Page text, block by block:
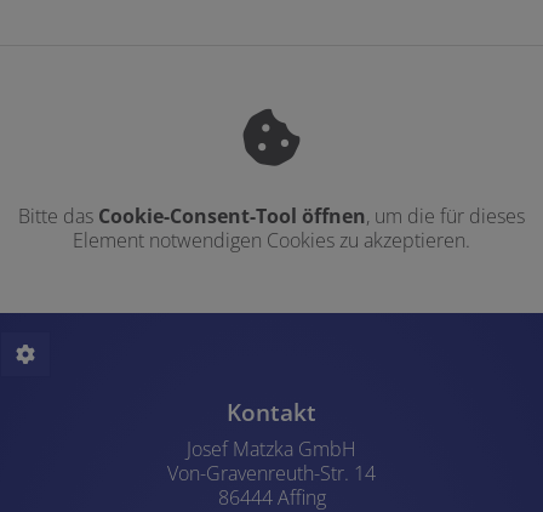
Bitte das Cookie-Consent-Tool öffnen, um die für dieses
Element notwendigen Cookies zu akzeptieren.
Kontakt
Josef Matzka GmbH
Von-Gravenreuth-Str. 14
86444 Affing